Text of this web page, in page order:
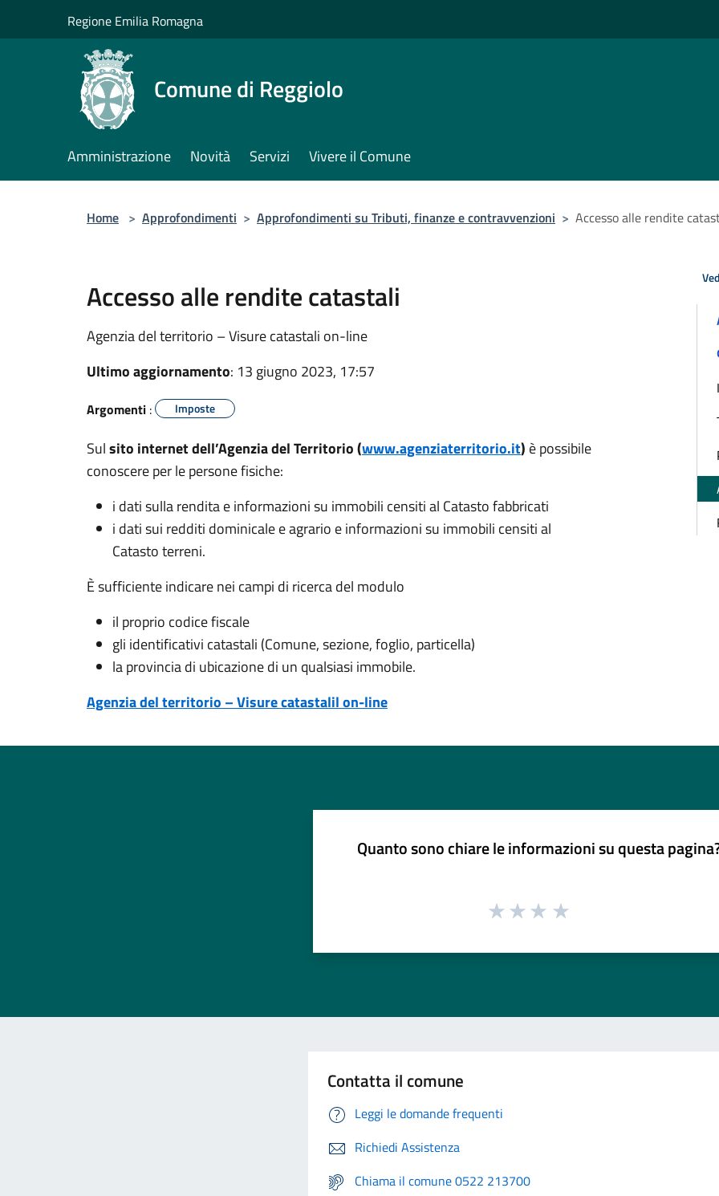
Regione Emilia Romagna
Comune di Reggiolo
Amministrazione Novità Servizi Vivere il Comune
Home > Approfondimenti > Approfondimenti su Tributi, finanze e contravvenzioni > Accesso alle rendite
Accesso alle rendite catastali
Agenzia del territorio – Visure catastali on-line
Ultimo aggiornamento: 13 giugno 2023, 17:57
Argomenti : Imposte
Sulsito internet dell’Agenzia del Territorio (www.agenziaterritorio.it) è possibile
conoscere per le persone fisiche:
i dati sulla rendita e informazioni su immobili censiti al Catasto fabbricati
i dati sui redditi dominicale e agrario e informazioni su immobili censiti al
Catasto terreni.
È sufficiente indicare nei campi di ricerca del modulo
il proprio codice fiscale
gli identificativi catastali (Comune, sezione, foglio, particella)
la provincia di ubicazione di un qualsiasi immobile.
Agenzia del territorio – Visure catastalil on-line
Quanto sono chiare le informazioni su questa
Contatta il comune
Leggi le domande frequenti
Richiedi Assistenza
Chiama il comune 0522 213700